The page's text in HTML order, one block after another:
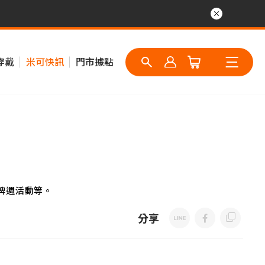
戴 米可快訊 門市據點
活動等。
分享